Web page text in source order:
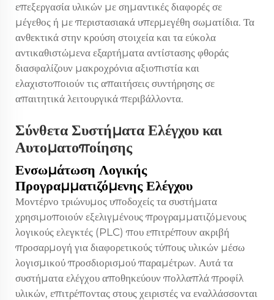
επεξεργασία υλικών με σημαντικές διαφορές σε
μέγεθος ή με περιστασιακά υπερμεγέθη σωματίδια. Τα
ανθεκτικά στην κρούση στοιχεία και τα εύκολα
αντικαθιστώμενα εξαρτήματα αντίστασης φθοράς
διασφαλίζουν μακροχρόνια αξιοπιστία και
ελαχιστοποιούν τις απαιτήσεις συντήρησης σε
απαιτητικά λειτουργικά περιβάλλοντα.
Σύνθετα Συστήματα Ελέγχου και
Αυτοματοποίησης
Ενσωμάτωση Λογικής
Προγραμματιζόμενης Ελέγχου
Μοντέρνο τριώνυμος υποδοχείς τα συστήματα
χρησιμοποιούν εξελιγμένους προγραμματιζόμενους
λογικούς ελεγκτές (PLC) που επιτρέπουν ακριβή
προσαρμογή για διαφορετικούς τύπους υλικών μέσω
λογισμικού προσδιορισμού παραμέτρων. Αυτά τα
συστήματα ελέγχου αποθηκεύουν πολλαπλά προφίλ
υλικών, επιτρέποντας στους χειριστές να εναλλάσσονται